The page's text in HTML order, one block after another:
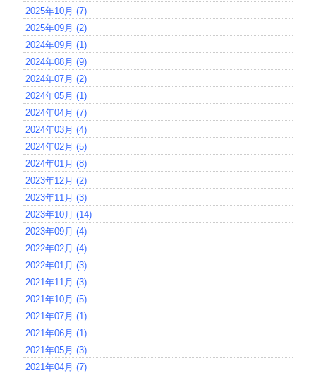
2025年10月 (7)
2025年09月 (2)
2024年09月 (1)
2024年08月 (9)
2024年07月 (2)
2024年05月 (1)
2024年04月 (7)
2024年03月 (4)
2024年02月 (5)
2024年01月 (8)
2023年12月 (2)
2023年11月 (3)
2023年10月 (14)
2023年09月 (4)
2022年02月 (4)
2022年01月 (3)
2021年11月 (3)
2021年10月 (5)
2021年07月 (1)
2021年06月 (1)
2021年05月 (3)
2021年04月 (7)